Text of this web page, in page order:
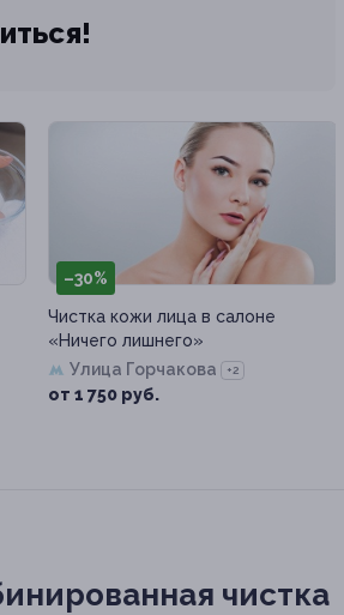
–30%
Чистка кожи лица в салоне
«Ничего лишнего»
Улица Горчакова
+2
от 1 750 руб.
чистка